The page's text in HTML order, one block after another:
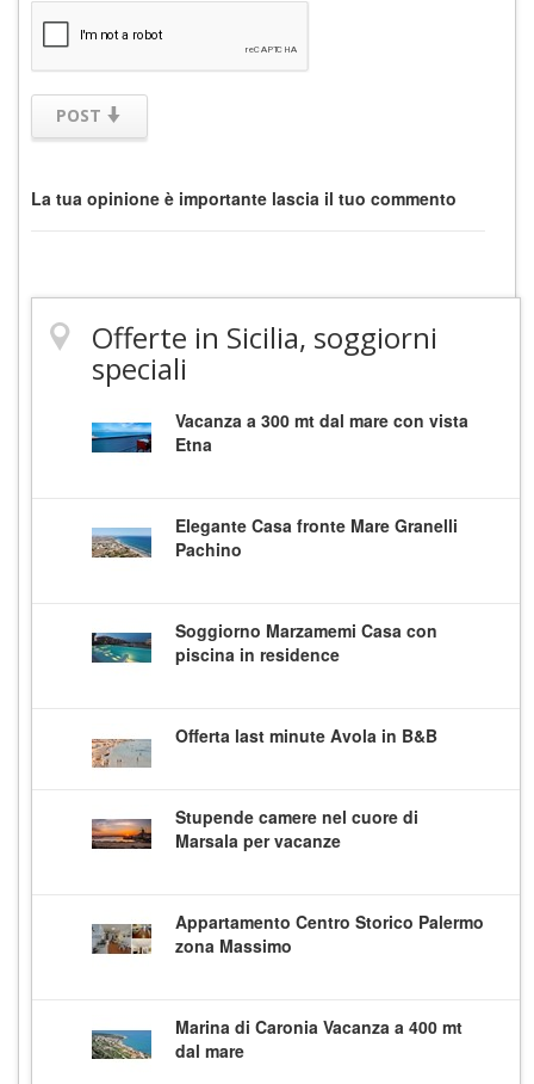
POST
La tua opinione è importante lascia il tuo commento
Offerte in Sicilia, soggiorni
speciali
Vacanza a 300 mt dal mare con vista
Etna
Elegante Casa fronte Mare Granelli
Pachino
Soggiorno Marzamemi Casa con
piscina in residence
Offerta last minute Avola in B&B
Stupende camere nel cuore di
Marsala per vacanze
Appartamento Centro Storico Palermo
zona Massimo
Marina di Caronia Vacanza a 400 mt
dal mare